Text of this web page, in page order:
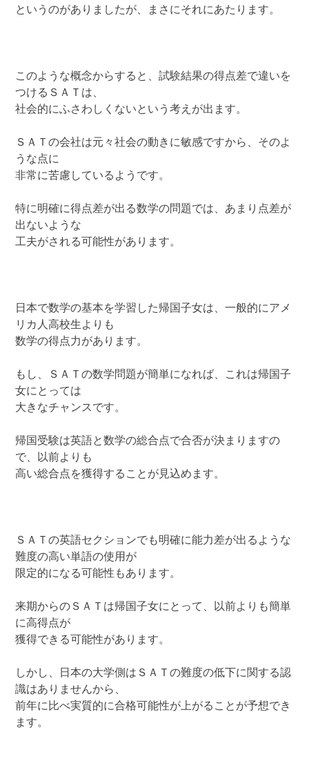
というのがありましたが、まさにそれにあたります。
このような概念からすると、試験結果の得点差で違いを
つけるＳＡＴは、
社会的にふさわしくないという考えが出ます。
ＳＡＴの会社は元々社会の動きに敏感ですから、そのよ
うな点に
非常に苦慮しているようです。
特に明確に得点差が出る数学の問題では、あまり点差が
出ないような
工夫がされる可能性があります。
日本で数学の基本を学習した帰国子女は、一般的にアメ
リカ人高校生よりも
数学の得点力があります。
もし、ＳＡＴの数学問題が簡単になれば、これは帰国子
女にとっては
大きなチャンスです。
帰国受験は英語と数学の総合点で合否が決まりますの
で、以前よりも
高い総合点を獲得することが見込めます。
ＳＡＴの英語セクションでも明確に能力差が出るような
難度の高い単語の使用が
限定的になる可能性もあります。
来期からのＳＡＴは帰国子女にとって、以前よりも簡単
に高得点が
獲得できる可能性があります。
しかし、日本の大学側はＳＡＴの難度の低下に関する認
識はありませんから、
前年に比べ実質的に合格可能性が上がることが予想でき
ます。